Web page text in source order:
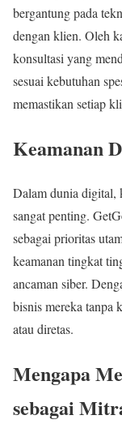
bergantung pada
dengan klien. Oleh
konsultasi yang
sesuai kebutuhan
memastikan setiap
Keamanan
Dalam dunia digital,
sangat penting.
sebagai prioritas
keamanan tingkat
ancaman siber.
bisnis mereka tanpa
atau diretas.
Mengapa
sebagai